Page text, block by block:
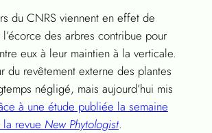
du CNRS viennent en effet de
des arbres contribue pour
eux à leur maintien à la verticale.
du revêtement externe des plantes
négligé, mais aujourd’hui mis
à une étude publiée la semaine
revue New Phytologist.